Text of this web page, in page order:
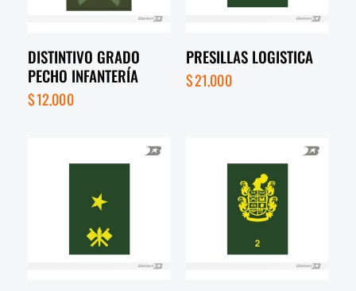
DISTINTIVO GRADO
PECHO INFANTERÍA
$12,000
PRESILLAS LOGISTICA
$21,000